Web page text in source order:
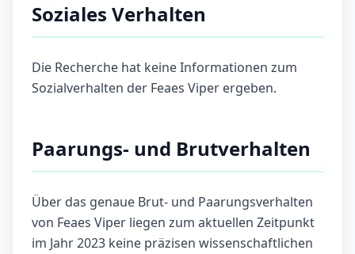
Soziales Verhalten
Die Recherche hat keine Informationen zum
Sozialverhalten der Feaes Viper ergeben.
Paarungs- und Brutverhalten
Über das genaue Brut- und Paarungsverhalten
von Feaes Viper liegen zum aktuellen Zeitpunkt
im Jahr 2023 keine präzisen wissenschaftlichen